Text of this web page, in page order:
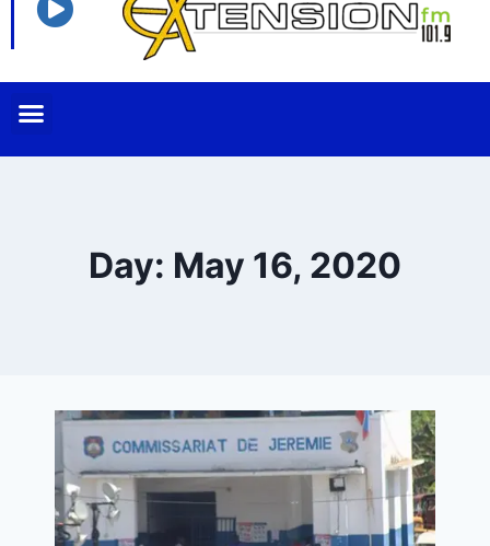
Day: May 16, 2020